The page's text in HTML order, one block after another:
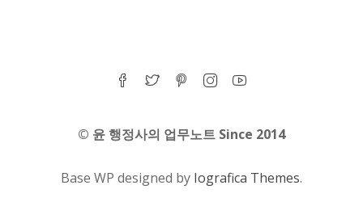
© 윤 행정사의 업무노트 Since 2014
Base WP designed by Iografica Themes.